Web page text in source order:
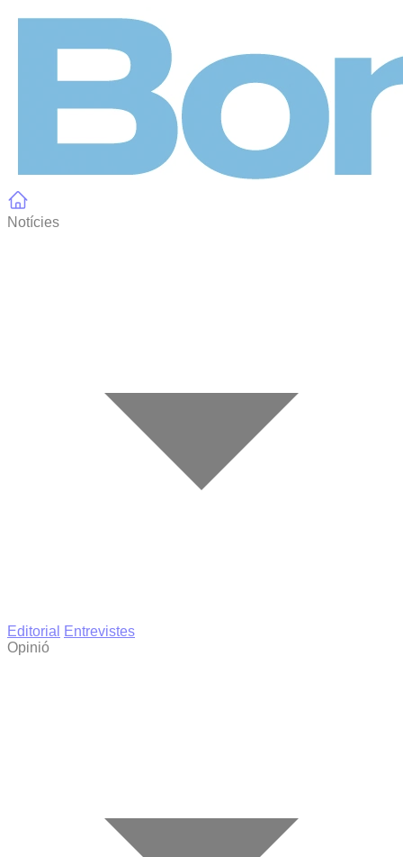
Notícies
Editorial
Entrevistes
Opinió